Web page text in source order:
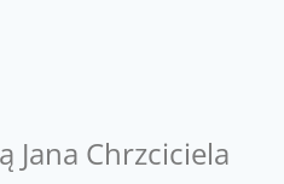
Jana Chrzciciela